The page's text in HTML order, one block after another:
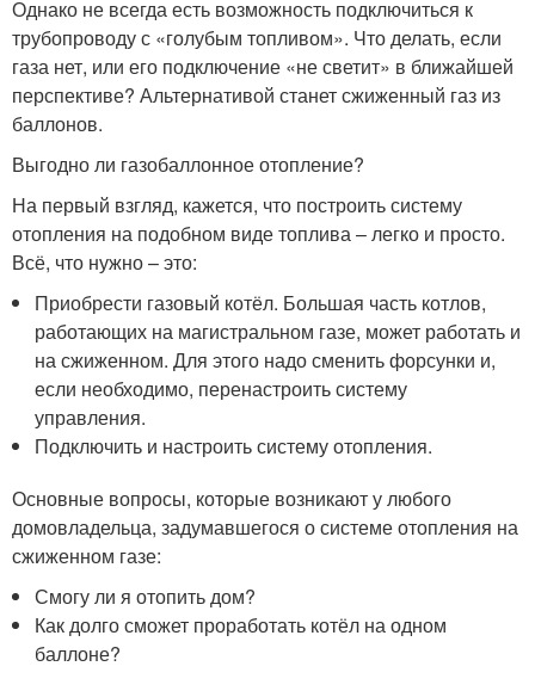
Однако не всегда есть возможность подключиться к
трубопроводу с «голубым топливом». Что делать, если
газа нет, или его подключение «не светит» в ближайшей
перспективе? Альтернативой станет сжиженный газ из
баллонов.
Выгодно ли газобаллонное отопление?
На первый взгляд, кажется, что построить систему
отопления на подобном виде топлива – легко и просто.
Всё, что нужно – это:
Приобрести газовый котёл. Большая часть котлов,
работающих на магистральном газе, может работать и
на сжиженном. Для этого надо сменить форсунки и,
если необходимо, перенастроить систему
управления.
Подключить и настроить систему отопления.
Основные вопросы, которые возникают у любого
домовладельца, задумавшегося о системе отопления на
сжиженном газе:
Смогу ли я отопить дом?
Как долго сможет проработать котёл на одном
баллоне?